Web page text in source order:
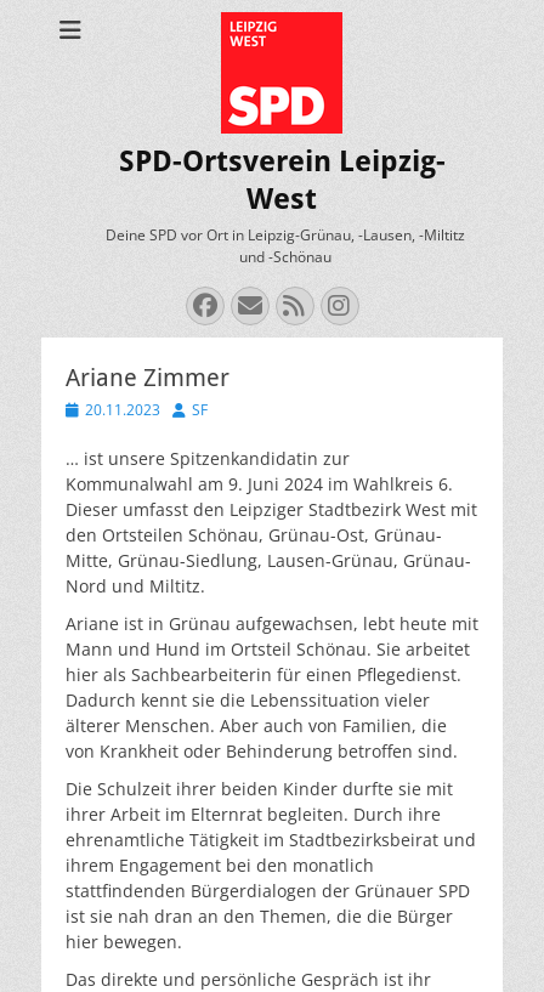
SPD-Ortsverein Leipzig-
West
Deine SPD vor Ort in Leipzig-Grünau, -Lausen, -Miltitz
und -Schönau
Facebook
E-
Mail
FeedInstagram
Ariane Zimmer
Veröffentlicht
20.11.2023 Autor
SF
… ist unsere Spitzenkandidatin zur
Kommunalwahl am 9. Juni 2024 im Wahlkreis 6.
Dieser umfasst den Leipziger Stadtbezirk West mit
den Ortsteilen Schönau, Grünau-Ost, Grünau-
Mitte, Grünau-Siedlung, Lausen-Grünau, Grünau-
Nord und Miltitz.
Ariane ist in Grünau aufgewachsen, lebt heute mit
Mann und Hund im Ortsteil Schönau. Sie arbeitet
hier als Sachbearbeiterin für einen Pflegedienst.
Dadurch kennt sie die Lebenssituation vieler
älterer Menschen. Aber auch von Familien, die
von Krankheit oder Behinderung betroffen sind.
Die Schulzeit ihrer beiden Kinder durfte sie mit
ihrer Arbeit im Elternrat begleiten. Durch ihre
ehrenamtliche Tätigkeit im Stadtbezirksbeirat und
ihrem Engagement bei den monatlich
stattfindenden Bürgerdialogen der Grünauer SPD
ist sie nah dran an den Themen, die die Bürger
hier bewegen.
Das direkte und persönliche Gespräch ist ihr